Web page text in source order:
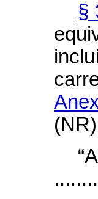
§
(NR)